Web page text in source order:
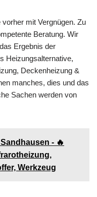
mit Vergnügen. Zu
Beratung. Wir
Ergebnis der
Heizungsalternative,
Deckenheizung &
manches, dies und das
Sachen werden von
- 🔥
Werkzeug